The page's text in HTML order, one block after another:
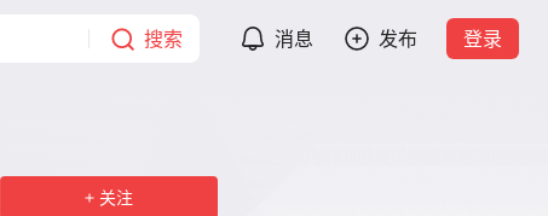
搜索 消息 发布 登录
关注